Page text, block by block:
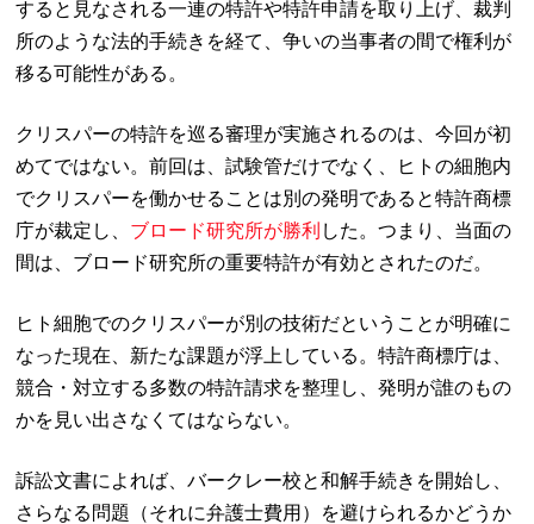
すると見なされる一連の特許や特許申請を取り上げ、裁判
所のような法的手続きを経て、争いの当事者の間で権利が
移る可能性がある。
クリスパーの特許を巡る審理が実施されるのは、今回が初
めてではない。前回は、試験管だけでなく、ヒトの細胞内
でクリスパーを働かせることは別の発明であると特許商標
庁が裁定し、 ブロード研究所が勝利 した。つまり、当面の
間は、ブロード研究所の重要特許が有効とされたのだ。
ヒト細胞でのクリスパーが別の技術だということが明確に
なった現在、新たな課題が浮上している。特許商標庁は、
競合・対立する多数の特許請求を整理し、発明が誰のもの
かを見い出さなくてはならない。
訴訟文書によれば、バークレー校と和解手続きを開始し、
さらなる問題（それに弁護士費用）を避けられるかどうか